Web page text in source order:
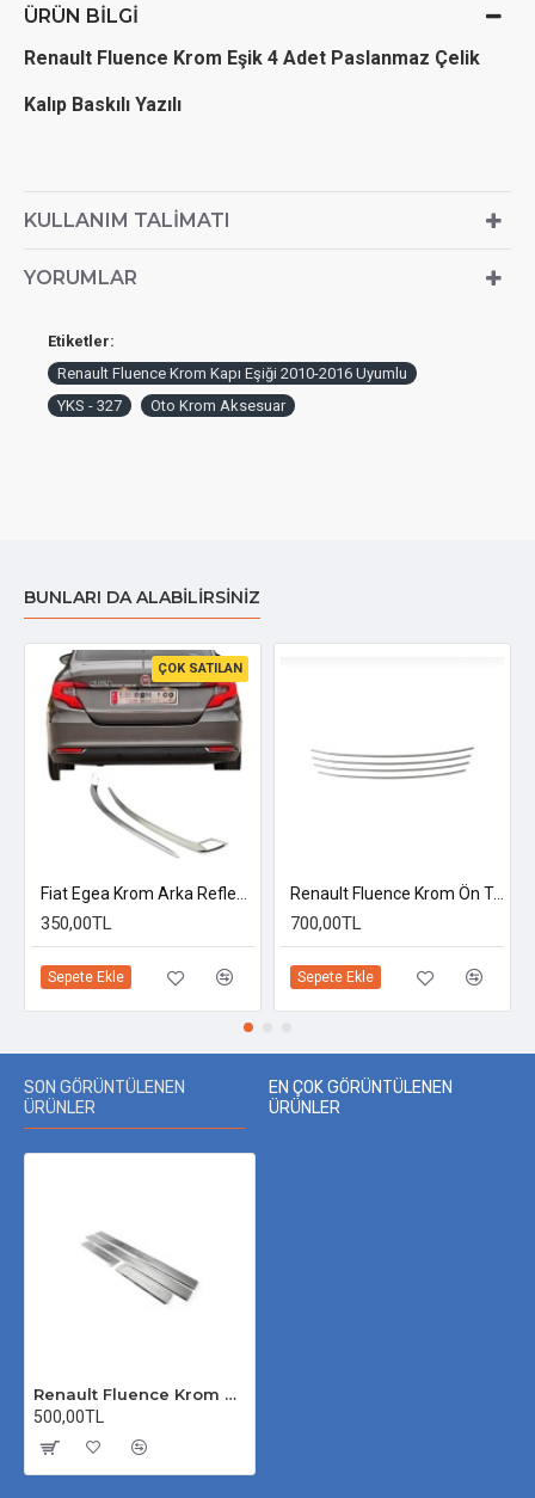
ÜRÜN BILGI
Renault Fluence Krom Eşik 4 Adet Paslanmaz Çelik
Kalıp Baskılı Yazılı
KULLANIM TALIMATI
YORUMLAR
Etiketler:
Renault Fluence Krom Kapı Eşiği 2010-2016 Uyumlu
YKS - 327
Oto Krom Aksesuar
BUNLARI DA ALABILIRSINIZ
ÇOK SATILAN
350,00TL
Sepete Ekle
Renault Fluence Krom Ön Tampon Çıtası 2013 Üzeri Uyumlu
700,00TL
Sepete Ekle
SON GÖRÜNTÜLENEN
ÜRÜNLER
EN ÇOK GÖRÜNTÜLENEN
ÜRÜNLER
Renault Fluence Krom Kapı Eşiği 2010-2016 Uyumlu
500,00TL